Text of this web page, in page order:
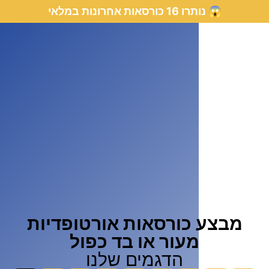
😱 נותרו 16 כורסאות אחרונות במלאי
כורסאות אורטופדיות
מעור או בד כפול
הדגמים שלנו